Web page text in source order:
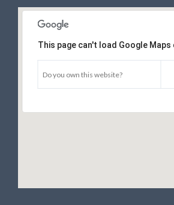
This page can't load Google
Do you own this website?